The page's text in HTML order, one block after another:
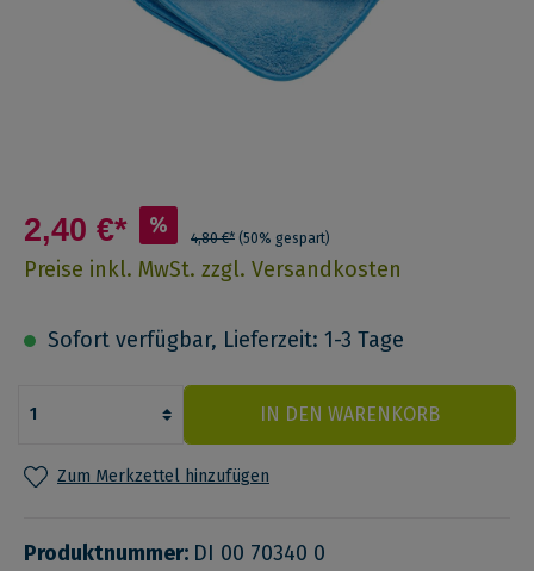
2,40 €* % 4,80 €* (50% gespart)
Preise inkl. MwSt. zzgl. Versandkosten
Sofort verfügbar, Lieferzeit: 1-3 Tage
IN DEN WARENKORB
Zum Merkzettel hinzufügen
Produktnummer: DI 00 70340 0